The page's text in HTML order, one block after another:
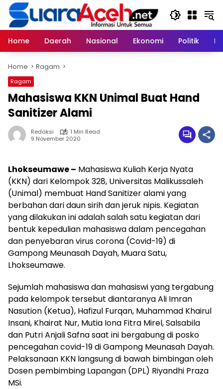
Skip
content
Home
Daerah Nasional Ekonomi Politik
Home Ragam
Ragam
Mahasiswa KKN Unimal Buat Hand
Sanitizer Alami
Redaksi
1 Min Read
9 November 2020
Lhokseumawe – Mahasiswa Kuliah Kerja Nyata
(KKN) dari Kelompok 328, Universitas Malikussaleh
(Unimal) membuat Hand Sanitizer alami yang
berbahan dari daun sirih dan jeruk nipis. Kegiatan
yang dilakukan ini adalah salah satu kegiatan dari
bentuk kepedulian mahasiswa dalam pencegahan
dan penyebaran virus corona (Covid-19) di
Gampong Meunasah Dayah, Muara Satu,
Lhokseumawe.
Sejumlah mahasiswa dan mahasiswi yang tergabung
pada kelompok tersebut diantaranya Ali Imran
Nasution (Ketua), Hafizul Furqan, Muhammad Khairul
Insani, Khairat Nur, Mutia Iona Fitra Mirel, Salsabila
dan Putri Anjali Safna saat ini bergabung di posko
pencegahan covid-19 di Gampong Meunasah Dayah.
Pelaksanaan KKN langsung di bawah bimbingan oleh
Dosen pembimbing Lapangan (DPL) Riyandhi Praza
MSi.